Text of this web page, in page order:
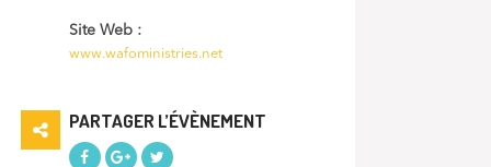
Site Web :
www.wafoministries.net
PARTAGER L’ÉVÈNEMENT